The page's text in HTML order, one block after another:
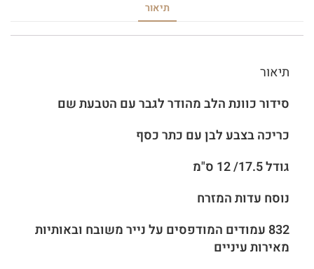
תיאור
תיאור
סידור כוונת הלב מהודר לגבר עם הטבעת שם
כריכה בצבע לבן עם כתר כסף
גודל 17.5/ 12 ס"מ
נוסח עדות המזרח
832 עמודים המודפסים על נייר משובח ובאותיות
מאירות עיניים